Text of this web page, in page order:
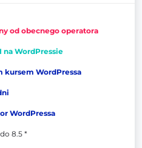
od obecnego operatora
na WordPressie
kursem WordPressa
WordPressa
8.5 *